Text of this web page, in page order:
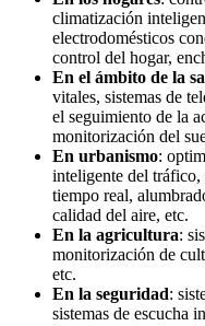
climatización
electrodomésticos
control del hogar,
En el ámbito de la
vitales, sistemas de
el seguimiento de la
monitorización del
En urbanismo:
inteligente del tráfico,
tiempo real,
calidad del aire, etc.
En la agricultura:
monitorización de
etc.
En la seguridad:
sistemas de escucha